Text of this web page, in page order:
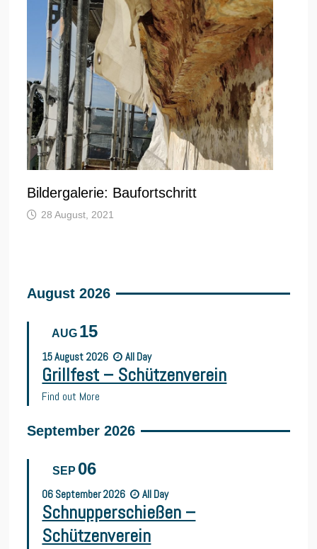
Bildergalerie: Baufortschritt
28 August, 2021
August 2026
AUG 15
15August 2026 All Day
Grillfest – Schützenverein
Find out More
September 2026
SEP 06
06 September2026 All Day
Schnupperschießen –
Schützenverein